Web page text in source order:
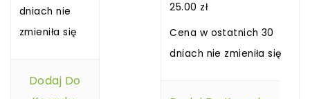
dniach nie
zmieniła się
Dodaj Do
25.00 zł
Cena w ostatnich 30
dniach nie zmieniła się